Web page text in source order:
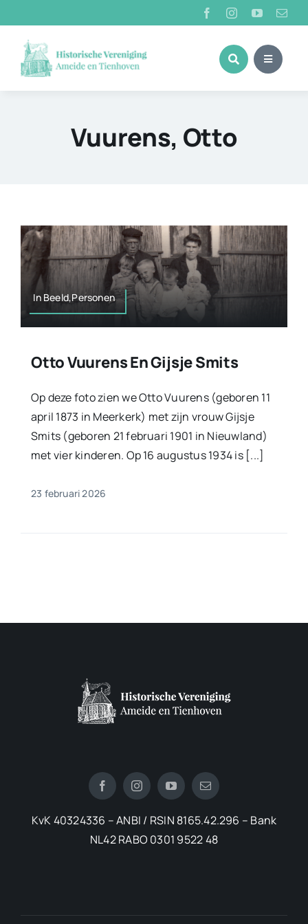
naar
inhoud
Vuurens, Otto
In Beeld,Personen
Otto Vuurens En Gijsje Smits
Op deze foto zien we Otto Vuurens (geboren 11
april 1873 in Meerkerk) met zijn vrouw Gijsje
Smits (geboren 21 februari 1901 in Nieuwland)
met vier kinderen. Op 16 augustus 1934 is [...]
23 februari 2026
KvK 40324336 – ANBI / RSIN 8165.42.296 – Bank
NL42 RABO 0301 9522 48